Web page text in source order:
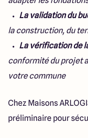
La validation du
la construction, du
La vérification de
conformité du projet
votre commune
Chez Maisons
préliminaire pour